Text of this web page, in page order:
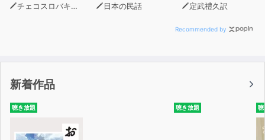
チェコスロバキアの昔話 日本の民話 定武禮久訳
Recommended by
新着作品
聴き放題 聴き放題 聴